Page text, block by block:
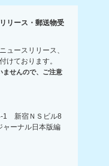
リース・郵送物受
ュースリリース、
けております。
せんので、ご注意
1 新宿ＮＳビル8
ャーナル日本版編